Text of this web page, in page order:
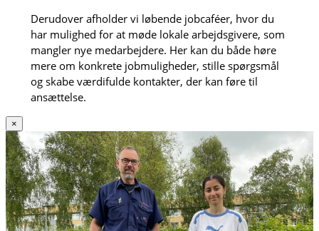
Derudover afholder vi løbende jobcaféer, hvor du
har mulighed for at møde lokale arbejdsgivere, som
mangler nye medarbejdere. Her kan du både høre
mere om konkrete jobmuligheder, stille spørgsmål
og skabe værdifulde kontakter, der kan føre til
ansættelse.
×